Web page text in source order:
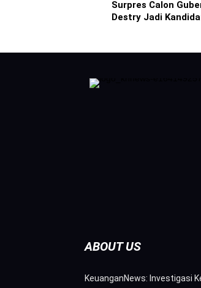
Surpres Calon
Destry Jadi
ABOUT US
KeuanganNews: Investigasi